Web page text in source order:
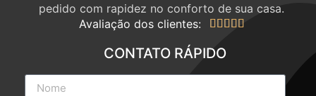
pedido com rapidez no conforto de sua casa.
Avaliação dos clientes:
    
CONTATO RÁPIDO